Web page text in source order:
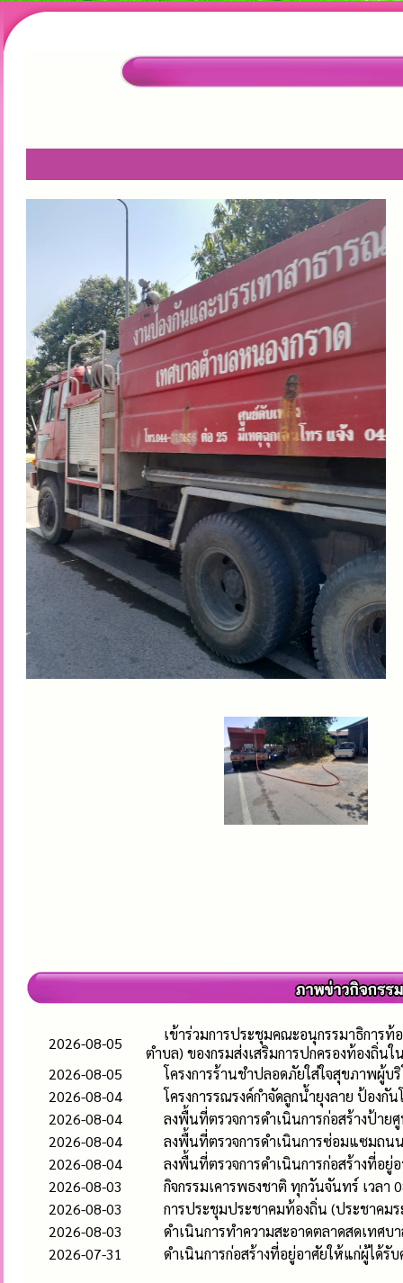
2026-08-05
เข้าร่วมการประชุมคณะอนุกรรมาธิการ
ตำบล) ของกรมส่งเสริมการปกครองท้องถิ่นใ
2026-08-05
โครงการร้านชำปลอดภัยใส่ใจสุขภาพผู้บ
2026-08-04
โครงการรณรงค์กำจัดลูกน้ำยุงลาย ป้อง
2026-08-04
ลงพื้นที่ตรวจการดำเนินการก่อสร้างป้า
2026-08-04
ลงพื้นที่ตรวจการดำเนินการซ่อมแซมถน
2026-08-04
ลงพื้นที่ตรวจการดำเนินการก่อสร้างที่อ
2026-08-03
กิจกรรมเคารพธงชาติ ทุกวันจันทร์ เวลา
2026-08-03
การประชุมประชาคมท้องถิ่น (ประชาคม
2026-08-03
ดำเนินการทำความสะอาดตลาดสดเทศ
2026-07-31
ดำเนินการก่อสร้างที่อยู่อาศัยให้แก่ผู้ได้